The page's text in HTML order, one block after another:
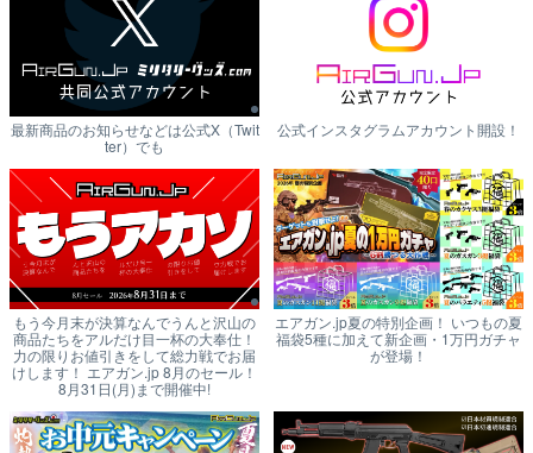
最新商品のお知らせなどは公式X（Twit
ter）でも
公式インスタグラムアカウント開設！
もう今月末が決算なんでうんと沢山の
商品たちをアルだけ目一杯の大奉仕！
力の限りお値引きをして総力戦でお届
けします！ エアガン.jp 8月のセール！
8月31日(月)まで開催中!
エアガン.jp夏の特別企画！ いつもの夏
福袋5種に加えて新企画・1万円ガチャ
が登場！